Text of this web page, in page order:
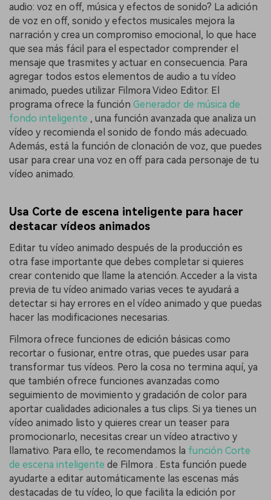
audio: voz en off, música y efectos de sonido? La adición
de voz en off, sonido y efectos musicales mejora la
narración y crea un compromiso emocional, lo que hace
que sea más fácil para el espectador comprender el
mensaje que trasmites y actuar en consecuencia. Para
agregar todos estos elementos de audio a tu vídeo
animado, puedes utilizar Filmora Video Editor. El
programa ofrece la función Generador de música de
fondo inteligente , una función avanzada que analiza un
vídeo y recomienda el sonido de fondo más adecuado.
Además, está la función de clonación de voz, que puedes
usar para crear una voz en off para cada personaje de tu
vídeo animado.
Usa Corte de escena inteligente para hacer
destacar vídeos animados
Editar tu vídeo animado después de la producción es
otra fase importante que debes completar si quieres
crear contenido que llame la atención. Acceder a la vista
previa de tu vídeo animado varias veces te ayudará a
detectar si hay errores en el vídeo animado y que puedas
hacer las modificaciones necesarias.
Filmora ofrece funciones de edición básicas como
recortar o fusionar, entre otras, que puedes usar para
transformar tus vídeos. Pero la cosa no termina aquí, ya
que también ofrece funciones avanzadas como
seguimiento de movimiento y gradación de color para
aportar cualidades adicionales a tus clips. Si ya tienes un
vídeo animado listo y quieres crear un teaser para
promocionarlo, necesitas crear un vídeo atractivo y
llamativo. Para ello, te recomendamos la función Corte
de escena inteligente de Filmora . Esta función puede
ayudarte a editar automáticamente las escenas más
destacadas de tu vídeo, lo que facilita la edición por